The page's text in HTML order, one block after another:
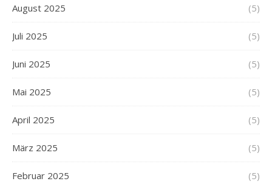
August 2025 (5)
Juli 2025 (5)
Juni 2025 (5)
Mai 2025 (5)
April 2025 (5)
März 2025 (5)
Februar 2025 (5)